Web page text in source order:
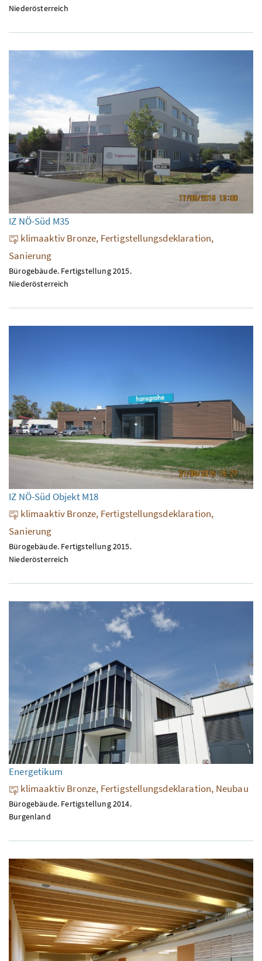
Niederösterreich
IZ NÖ-Süd M35
klimaaktiv Bronze, Fertigstellungsdeklaration,
Sanierung
Bürogebäude. Fertigstellung 2015.
Niederösterreich
IZ NÖ-Süd Objekt M18
klimaaktiv Bronze, Fertigstellungsdeklaration,
Sanierung
Bürogebäude. Fertigstellung 2015.
Niederösterreich
Energetikum
klimaaktiv Bronze, Fertigstellungsdeklaration, Neubau
Bürogebäude. Fertigstellung 2014.
Burgenland